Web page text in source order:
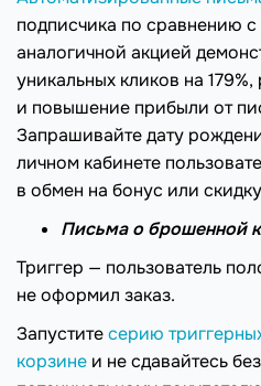
подписчика по сравнению
аналогичной акцией
уникальных кликов на
и повышение прибыли от
Запрашивайте дату
личном кабинете
в обмен на бонус или
Письма о брошенной
Триггер — пользователь
не оформил заказ.
Запуститесерию
корзине и не сдавайтесь